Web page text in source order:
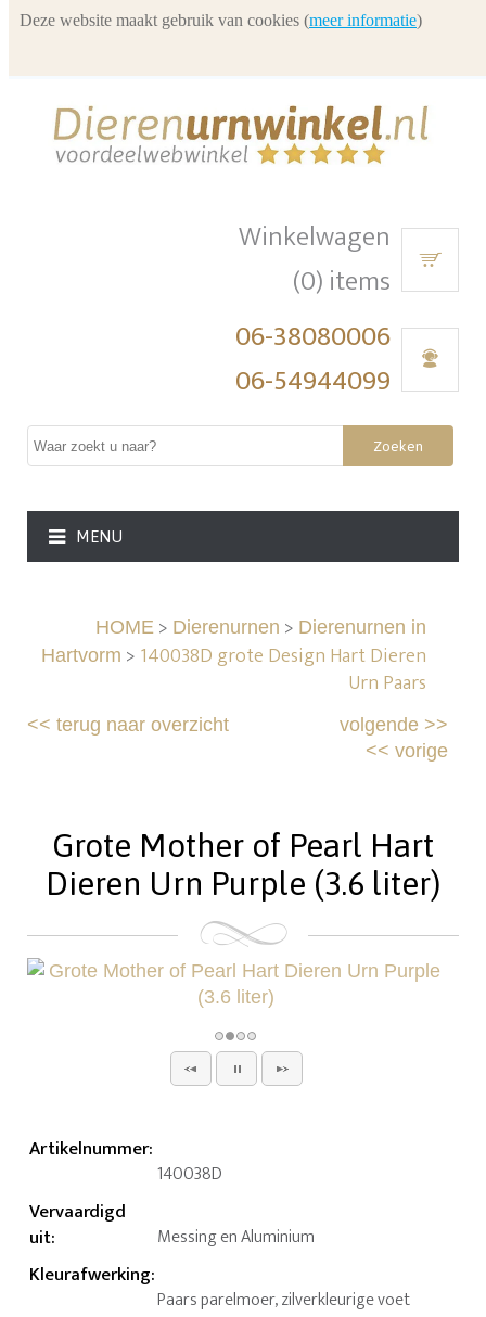
Winkelwagen
(0) items
06-38080006
06-54944099
Zoeken
MENU
HOME> Dierenurnen > Dierenurnen in
Hartvorm > 140038D grote Design Hart Dieren
Urn Paars
<<terug naar overzicht volgende>>
<< vorige
Grote Mother of Pearl Hart
Dieren Urn Purple (3.6 liter)
Artikelnummer:
140038D
Vervaardigd
uit: Messing en Aluminium
Kleurafwerking:
Paars parelmoer, zilverkleurige voet
Deze website maakt gebruik van cookies (meer informatie)